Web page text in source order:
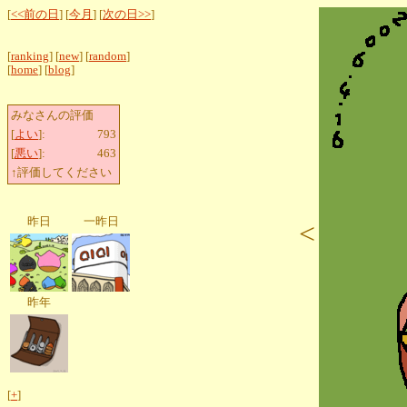
[<<前の日 ] [今月 ] [次の日>>]
[ranking] [new] [random]
[home] [blog]
みなさんの評価
[よい]:
793
[悪い]:
463
↑評価してください
昨日 一昨日
昨年
[+]
<